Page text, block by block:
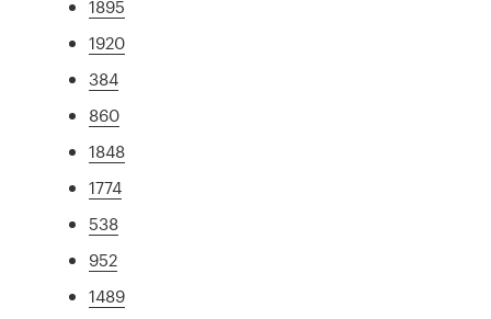
1895
1920
384
860
1848
1774
538
952
1489